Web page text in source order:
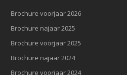
Brochure voorjaar 2026
Brochure najaar 2025
Brochure voorjaar 2025
Brochure najaar 2024
Brochure voorjaar 2024